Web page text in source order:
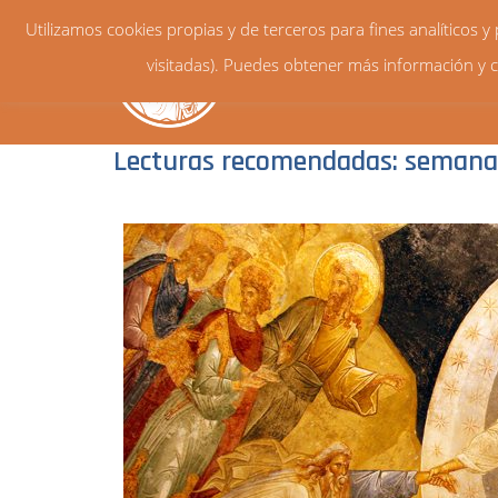
Lecturas recomendadas:
Utilizamos cookies propias y de terceros para fines analíticos
visitadas). Puedes obtener más información y